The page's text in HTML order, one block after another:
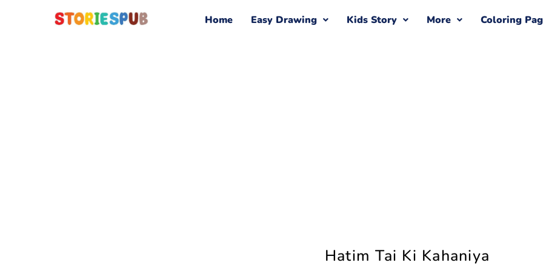
Home Easy Drawing Kids Story More Coloring
Hatim Tai Ki Kahaniya